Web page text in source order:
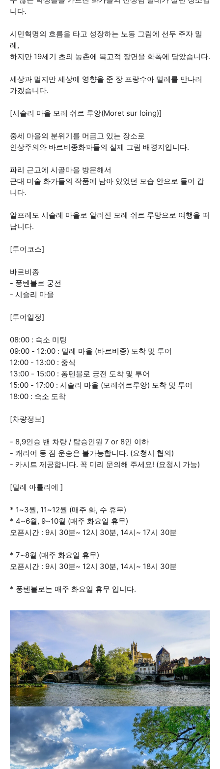
니다.
시민혁명의 흐름을 타고 성장하는 노동 그림에 선두 주자 밀
레,
하지만 19세기 초의 농촌에 복고적 장면을 화폭에 담았습니다.
세상과 멀지만 세상에 영향을 준 장 프랑수아 밀레를 만나러
가겠습니다.
[시슬리 마을 모레 쉬르 루앙(Moret sur loing)]
중세 마을의 분위기를 머금고 있는 장소로
인상주의와 바르비종화파들의 실제 그림 배경지입니다.
파리 근교에 시골마을 방문해서
근대 미술 화가들의 작품에 남아 있었던 모습 안으로 들어 갑
니다.
알프레도 시슬레 마을로 알려진 모레 쉬르 루망으로 여행을 떠
납니다.
[투어코스]
바르비종
- 퐁텐블로 궁전
- 시슬리 마을
[투어일정]
08:00 : 숙소 미팅
09:00 - 12:00 : 밀레 마을 (바르비종) 도착 및 투어
12:00 - 13:00 : 중식
13:00 - 15:00 : 퐁텐블로 궁전 도착 및 투어
15:00 - 17:00 : 시슬리 마을 (모레쉬르루앙) 도착 및 투어
18:00 : 숙소 도착
[차량정보]
- 8,9인승 밴 차량 / 탑승인원 7 or 8인 이하
- 캐리어 등 짐 운송은 불가능합니다. (요청시 협의)
- 카시트 제공합니다. 꼭 미리 문의해 주세요! (요청시 가능)
[밀레 아틀리에 ]
* 1~3월, 11~12월 (매주 화, 수 휴무)
* 4~6월, 9~10월 (매주 화요일 휴무)
오픈시간 : 9시 30분~ 12시 30분, 14시~ 17시 30분
* 7~8월 (매주 화요일 휴무)
오픈시간 : 9시 30분~ 12시 30분, 14시~ 18시 30분
* 퐁텐블로는 매주 화요일 휴무 입니다.